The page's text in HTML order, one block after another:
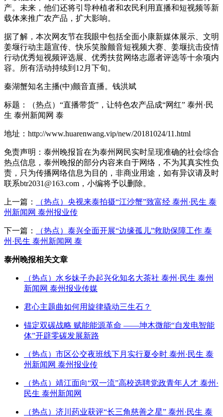
产。未来，他们还将引导种植者和农民利用直播和短视频等新
载体来推广农产品，扩大影响。
据了解，本次网友节在我眼中包括全面小康新媒体展示、文明
姜堰行动主题宣传、快乐笑脸颤音短视频大赛、姜堰抗击疫情
行动优秀短视频评选展、优秀扶贫网络志愿者评选等十余项内
容。所有活动持续到12月下旬。
秦湖蟹知名主播(中)颤音直播。钱洪斌
标题：（热点）“直播带货”，让特色农产品成“网红” 泰州·民
生 泰州新闻网 泰
地址：http://www.huarenwang.vip/new/20181024/11.html
免责声明：泰州晚报旨在为泰州网民实时呈现准确的社会综合
热点信息，泰州晚报的部分内容来自于网络，不为其真实性负
责，只为传播网络信息为目的，非商业用途，如有异议请及时
联系btr2031@163.com，小编将予以删除。
上一篇：
（热点）央视来泰拍摄“江沙蟹”致富经 泰州·民生 泰
州新闻网 泰州报业传
下一篇：
（热点）泰兴全面开展“边缘孤儿”救助保障工作 泰
州·民生 泰州新闻网 泰
泰州晚报相关文章
（热点）水乡妹子办起兴化知名大茶社 泰州·民生 泰州
新闻网 泰州报业传媒
君心主题曲如何用旋律撬动三生石？
锚定双碳战略 赋能能源革命 ——坤木微能“自发电智能
体”开辟零碳发展新路
（热点）市区公交夜班线下月实行夏令时 泰州·民生 泰
州新闻网 泰州报业传
（热点）靖江面向“双一流”高校选聘党政青年人才 泰州·
民生 泰州新闻网
（热点）济川药业获评“长三角慈善之星” 泰州·民生 泰